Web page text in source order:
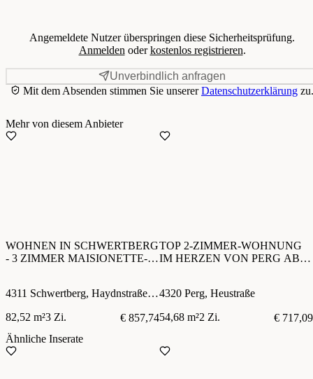
Angemeldete Nutzer überspringen diese Sicherheitsprüfung.
Anmelden oderkostenlos registrieren.
Unverbindlich anfragen
Mit dem Absenden stimmen Sie unsererDatenschutzerklärung zu.
Mehr von diesem Anbieter
WOHNEN IN SCHWERTBERG
- 3 ZIMMER MAISIONETTE-
EIGENGARTEN
4311 Schwertberg, Haydnstraße 14
82,52 m²3 Zi. € 857,74
TOP 2-ZIMMER-WOHNUNG
IM HERZEN VON PERG AB
4320 Perg, Heustraße
54,68 m²2 Zi.
€ 717,09
Ähnliche Inserate